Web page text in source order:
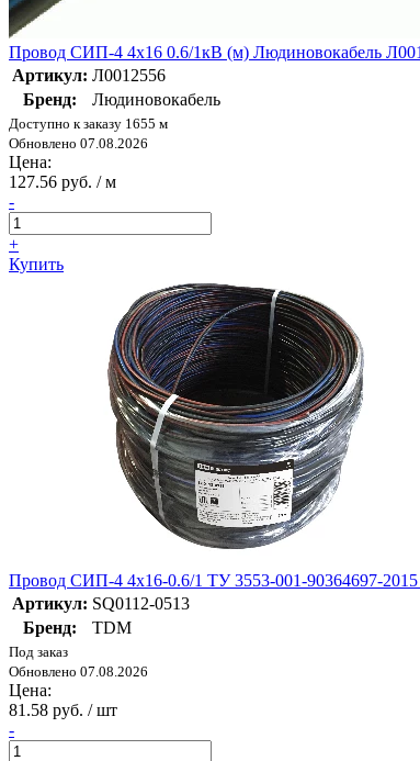
Провод СИП-4 4х16 0.6/1кВ (м) Людиновокабель
Артикул: Л0012556
Бренд:
Людиновокабель
Доступно к заказу 1655 м
Обновлено 07.08.2026
Цена:
127.56 руб. / м
-
+
Купить
Провод СИП-4 4х16-0.6/1 ТУ 3553-001-90364697-
Артикул: SQ0112-0513
Бренд:
TDM
Под заказ
Обновлено 07.08.2026
Цена:
81.58 руб. / шт
-